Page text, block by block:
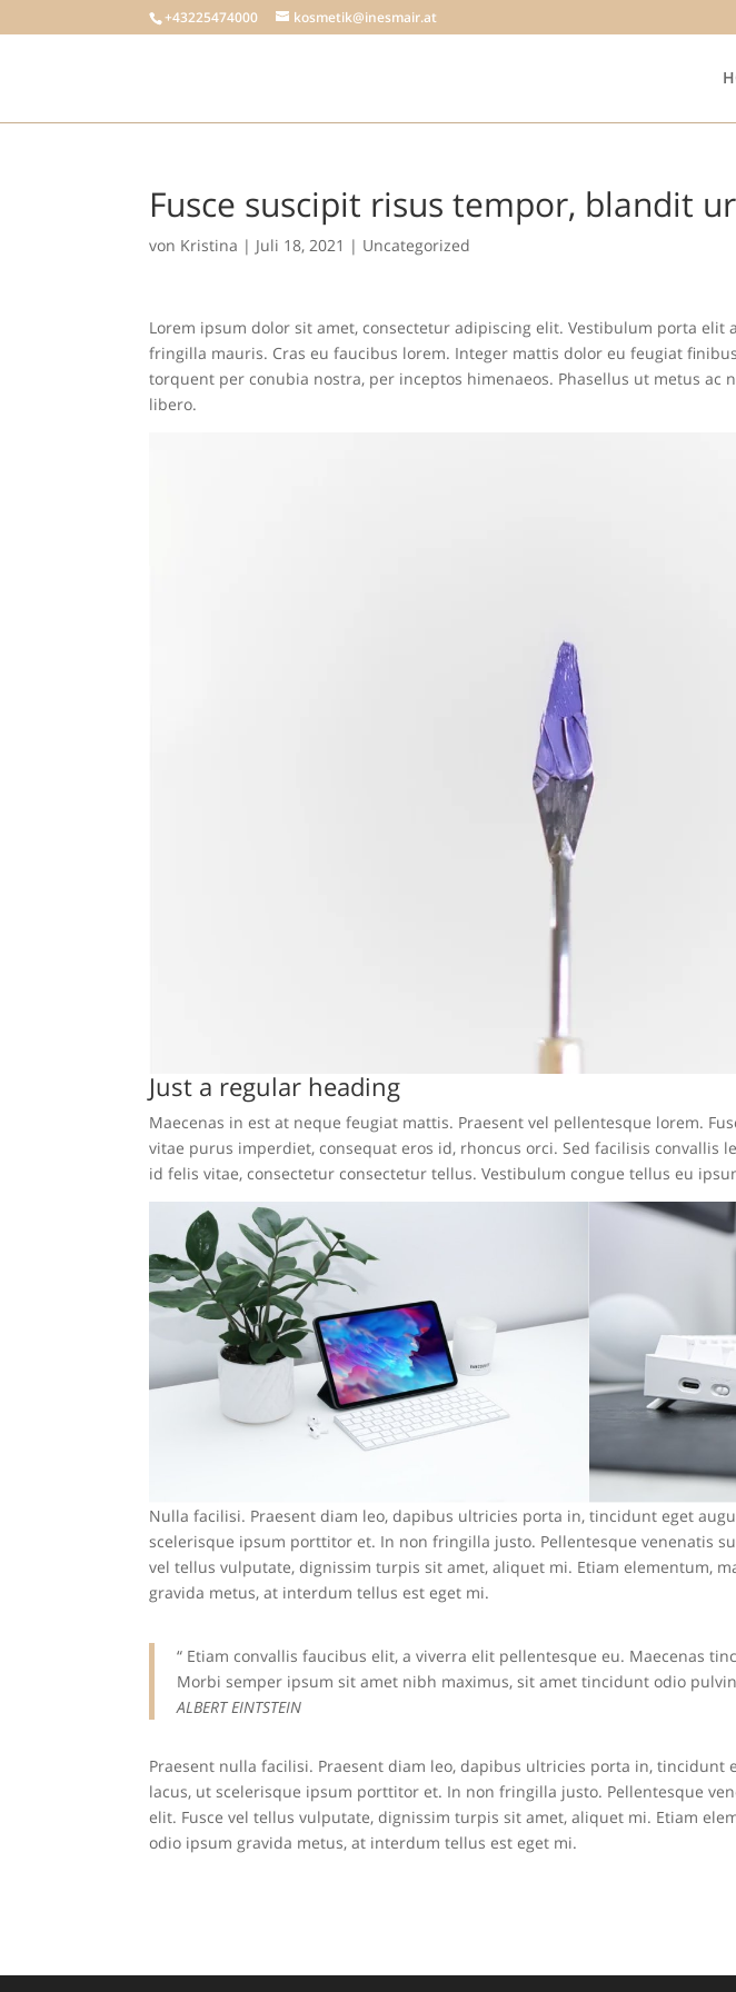
+43225474000 kosmetik@inesmair.at
Fusce suscipit risus tempor, blandit
von Kristina | Juli 18, 2021 | Uncategorized
Lorem ipsum dolor sit amet, consectetur adipiscing elit. Vestibulum porta
fringilla mauris. Cras eu faucibus lorem. Integer mattis dolor eu feugiat
torquent per conubia nostra, per inceptos himenaeos. Phasellus ut metus ac
libero.
Just a regular heading
Maecenas in est at neque feugiat mattis. Praesent vel pellentesque lorem.
vitae purus imperdiet, consequat eros id, rhoncus orci. Sed facilisis convallis
id felis vitae, consectetur consectetur tellus. Vestibulum congue tellus eu
Nulla facilisi. Praesent diam leo, dapibus ultricies porta in, tincidunt eget
scelerisque ipsum porttitor et. In non fringilla justo. Pellentesque venenatis
vel tellus vulputate, dignissim turpis sit amet, aliquet mi. Etiam elementum,
gravida metus, at interdum tellus est eget mi.
“ Etiam convallis faucibus elit, a viverra elit pellentesque eu. Maecenas
Morbi semper ipsum sit amet nibh maximus, sit amet tincidunt odio
ALBERT EINTSTEIN
Praesent nulla facilisi. Praesent diam leo, dapibus ultricies porta in, tincidunt
lacus, ut scelerisque ipsum porttitor et. In non fringilla justo. Pellentesque
elit. Fusce vel tellus vulputate, dignissim turpis sit amet, aliquet mi. Etiam
odio ipsum gravida metus, at interdum tellus est eget mi.